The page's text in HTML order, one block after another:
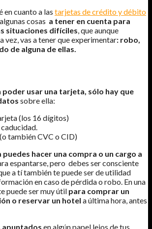
en cuanto a las tarjetas de crédito y débito
cosas a tener en cuenta para
situaciones difíciles, que aunque
vez, vas a tener que experimentar: robo,
de alguna de ellas.
poder usar una tarjeta, sólo hay que
sobre ella:
(los 16 dígitos)
también CVC o CID)
puedes hacer una compra o un cargo a
espantarse, pero debes ser consciente
a tí también te puede ser de utilidad
en caso de pérdida o robo. En una
puede ser muy útil para comprar un
o reservar un hotel a última hora, antes
apuntados en algún papel lejos de tus